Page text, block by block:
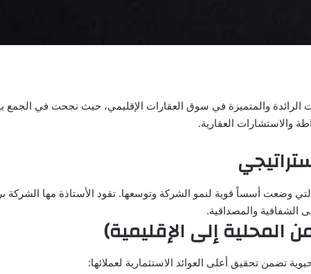
الرائدة والمتميزة في سوق العقارات الإقليمي، حيث نجحت في الجمع بين
والاستشارات العقارية.
وضعت أسساً قوية لنمو الشركة وتوسعها. تقود الأستاذة مها الشركة
الشفافية والمصداقية.
المحلية إلى الإقليمية)
تضمن تحقيق أعلى العوائد الاستثمارية لعملائها: